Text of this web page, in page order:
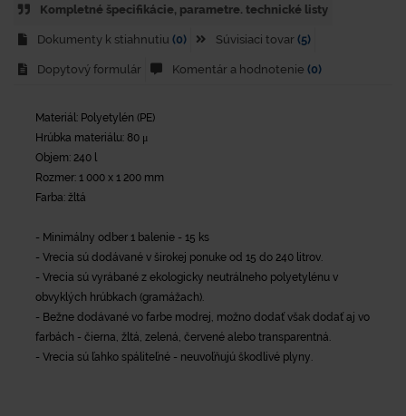
Kompletné špecifikácie, parametre. technické listy
Dokumenty k stiahnutiu (0) Súvisiaci tovar (5)
Dopytový formulár Komentár a hodnotenie (0)
Materiál: Polyetylén (PE)
Hrúbka materiálu: 80 μ
Objem: 240 l
Rozmer: 1 000 x 1 200 mm
Farba: žltá
- Minimálny odber 1 balenie - 15 ks
- Vrecia sú dodávané v širokej ponuke od 15 do 240 litrov.
- Vrecia sú vyrábané z ekologicky neutrálneho polyetylénu v
obvyklých hrúbkach (gramážach).
- Bežne dodávané vo farbe modrej, možno dodať však dodať aj vo
farbách - čierna, žltá, zelená, červené alebo transparentná.
- Vrecia sú ľahko spáliteľné - neuvoľňujú škodlivé plyny.